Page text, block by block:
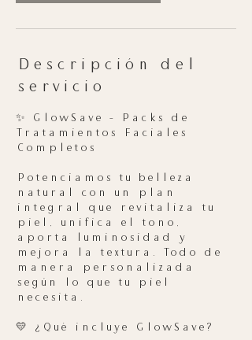
Descripción del
servicio
✨ GlowSave – Packs de
Tratamientos Faciales
Completos
Potenciamos tu belleza
natural con un plan
integral que revitaliza tu
piel, unifica el tono,
aporta luminosidad y
mejora la textura. Todo de
manera personalizada
según lo que tu piel
necesita.
💛 ¿Qué incluye GlowSave?